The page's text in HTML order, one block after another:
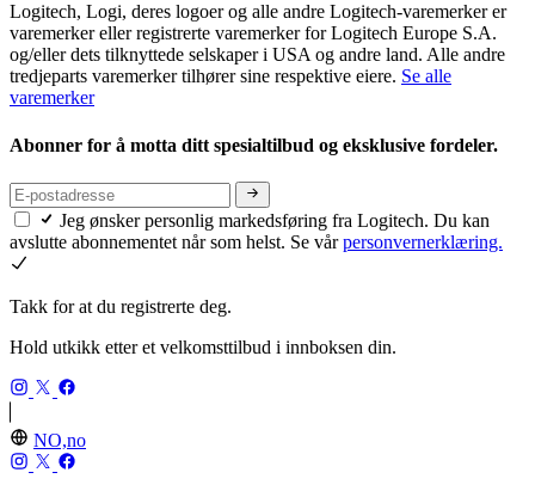
Logitech, Logi, deres logoer og alle andre Logitech-varemerker er
varemerker eller registrerte varemerker for Logitech Europe S.A.
og/eller dets tilknyttede selskaper i USA og andre land. Alle andre
tredjeparts varemerker tilhører sine respektive eiere. Se alle
varemerker
Abonner for å motta ditt spesialtilbud og eksklusive fordeler.
Jeg ønsker personlig markedsføring fra Logitech. Du kan
avslutte abonnementet når som helst. Se vårpersonvernerklæring.
Takk for at du registrerte deg.
Hold utkikk etter et velkomsttilbud i innboksen din.
NO,no